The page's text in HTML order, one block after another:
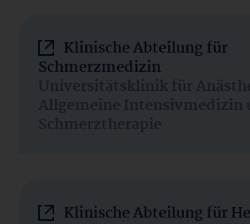
Klinische Abteilung für
Schmerzmedizin
Universitätsklinik für
Allgemeine Intensivmedizin
Schmerztherapie
Klinische Abteilung für